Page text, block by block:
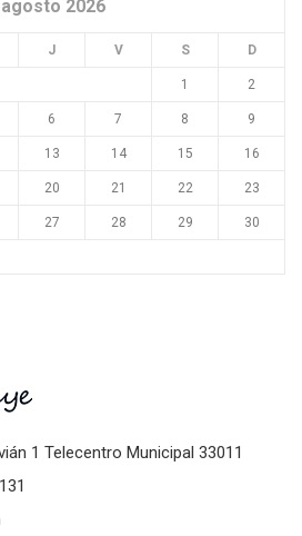
agosto 2026
J V S D
1 2
6 7 8 9
13 14 15 16
20 21 22 23
27 28 29 30
1 Telecentro Municipal 33011